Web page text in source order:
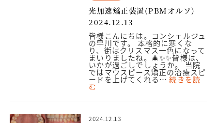
光加速矯正装置(PBMオルソ)
2024.12.13
皆様こんにちは。コンシェルジュ
の早川です。 本格的に寒くな
り、街はクリスマス一色になって
まいりましたね。🎄✨✨皆様は、
いかが過ごしでしょうか。 当院
ではマウスピース矯正の治療スピ
ードを上げてくれる…続きを読
む
2024.12.13